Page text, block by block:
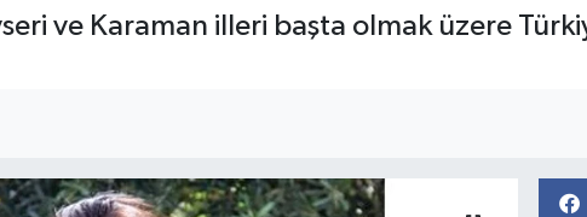
ve Karaman illeri başta olmak üzere